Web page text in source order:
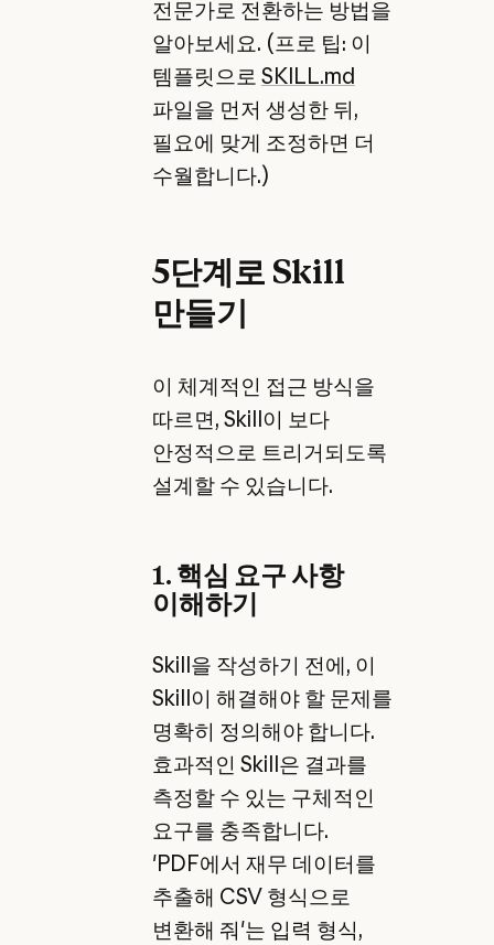
전문가로 전환하는 방법을
알아보세요. (프로 팁: 이
템플릿으로 SKILL.md
파일을 먼저 생성한 뒤,
필요에 맞게 조정하면 더
수월합니다.)
5단계로 Skill
만들기
이 체계적인 접근 방식을
따르면, Skill이 보다
안정적으로 트리거되도록
설계할 수 있습니다.
1. 핵심 요구 사항
이해하기
Skill을 작성하기 전에, 이
Skill이 해결해야 할 문제를
명확히 정의해야 합니다.
효과적인 Skill은 결과를
측정할 수 있는 구체적인
요구를 충족합니다.
'PDF에서 재무 데이터를
추출해 CSV 형식으로
변환해 줘'는 입력 형식,